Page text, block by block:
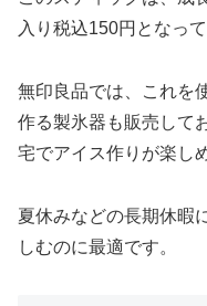
入り税込150円となって
無印良品では、これを
作る製氷器も販売して
宅でアイス作りが楽し
夏休みなどの長期休暇
しむのに最適です。